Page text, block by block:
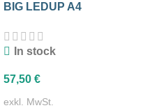
BIG LEDUP A4
In stock
57,50 €
exkl. MwSt.